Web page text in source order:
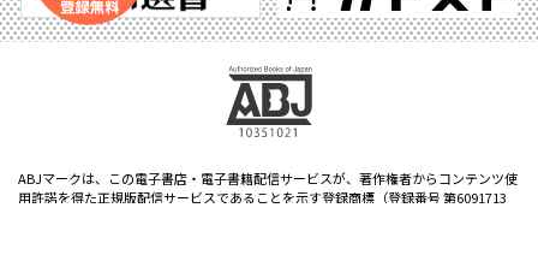
ABJマークは、この電子書店・電子書籍配信サービスが、著作権者からコンテンツ使
用許諾を得た正規版配信サービスであることを示す登録商標（登録番号 第6091713